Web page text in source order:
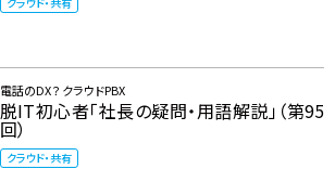
電話のDX？ クラウドPBX
脱IT初心者「社長の疑問・用語解説」（第95
回）
クラウド・共有